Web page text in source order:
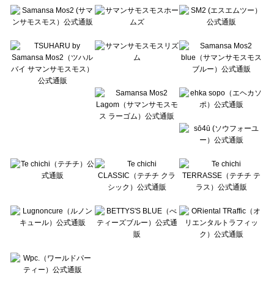
Te chichi（テチチ）の食品一覧
Te chichi CLASSIC（テチチ クラシック）の食品一覧
Lugnoncure（ルノンキュール）の食品一覧
BETTY'S BLUE（べティーズブルー）の食品一覧
Wpc.（ワールドパーティー）の食品一覧